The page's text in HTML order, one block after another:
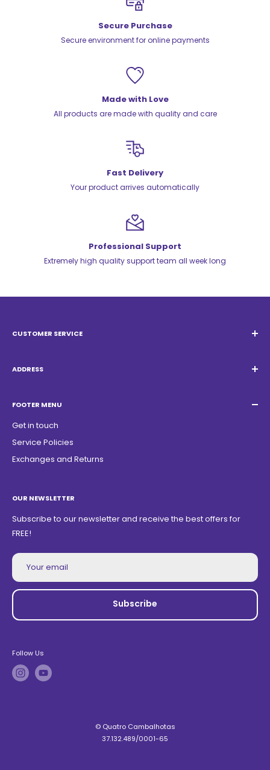
Secure Purchase
Secure environment for online payments
Made with Love
All products are made with quality and care
Fast Delivery
Your product arrives automatically
Professional Support
Extremely high quality support team all week long
CUSTOMER SERVICE
WhatsApp:
ADDRESS
ZIP Code: 13468150
FOOTER MENU
Get in touch
Service Policies
Exchanges and Returns
OUR NEWSLETTER
Subscribe to our newsletter and receive the best offers for
FREE!
Your email
Subscribe
Follow Us
© Quatro Cambalhotas
37.132.489/0001-65